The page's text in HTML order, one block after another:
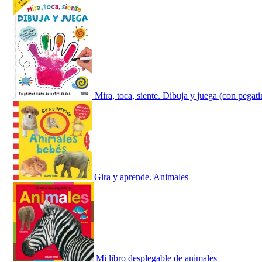
Mira, toca, siente. Dibuja y juega (con
Gira y aprende. Animales
Mi libro desplegable de animales